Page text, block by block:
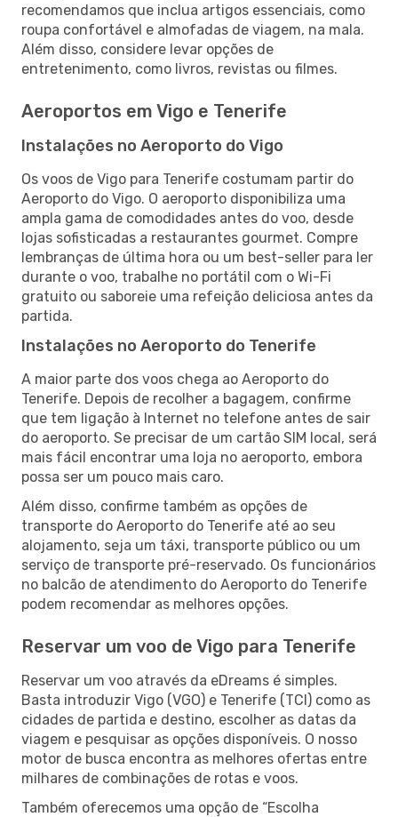
recomendamos que inclua artigos essenciais, como
roupa confortável e almofadas de viagem, na mala.
Além disso, considere levar opções de
entretenimento, como livros, revistas ou filmes.
Aeroportos em Vigo e Tenerife
Instalações no Aeroporto do Vigo
Os voos de Vigo para Tenerife costumam partir do
Aeroporto do Vigo. O aeroporto disponibiliza uma
ampla gama de comodidades antes do voo, desde
lojas sofisticadas a restaurantes gourmet. Compre
lembranças de última hora ou um best-seller para ler
durante o voo, trabalhe no portátil com o Wi-Fi
gratuito ou saboreie uma refeição deliciosa antes da
partida.
Instalações no Aeroporto do Tenerife
A maior parte dos voos chega ao Aeroporto do
Tenerife. Depois de recolher a bagagem, confirme
que tem ligação à Internet no telefone antes de sair
do aeroporto. Se precisar de um cartão SIM local, será
mais fácil encontrar uma loja no aeroporto, embora
possa ser um pouco mais caro.
Além disso, confirme também as opções de
transporte do Aeroporto do Tenerife até ao seu
alojamento, seja um táxi, transporte público ou um
serviço de transporte pré-reservado. Os funcionários
no balcão de atendimento do Aeroporto do Tenerife
podem recomendar as melhores opções.
Reservar um voo de Vigo para Tenerife
Reservar um voo através da eDreams é simples.
Basta introduzir Vigo (VGO) e Tenerife (TCI) como as
cidades de partida e destino, escolher as datas da
viagem e pesquisar as opções disponíveis. O nosso
motor de busca encontra as melhores ofertas entre
milhares de combinações de rotas e voos.
Também oferecemos uma opção de “Escolha